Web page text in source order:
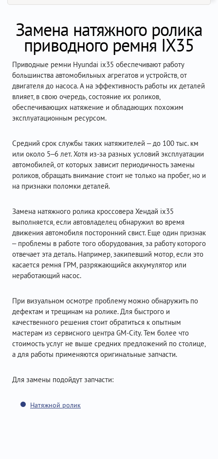
Замена натяжного ролика
приводного ремня IX35
Приводные ремни Hyundai ix35 обеспечивают работу
большинства автомобильных агрегатов и устройств, от
двигателя до насоса. А на эффективность работы их деталей
влияет, в свою очередь, состояние их роликов,
обеспечивающих натяжение и обладающих похожим
эксплуатационным ресурсом.
Средний срок службы таких натяжителей – до 100 тыс. км
или около 5–6 лет. Хотя из-за разных условий эксплуатации
автомобилей, от которых зависит периодичность замены
роликов, обращать внимание стоит не только на пробег, но и
на признаки поломки деталей.
Замена натяжного ролика кроссовера Хендай ix35
выполняется, если автовладелец обнаружил во время
движения автомобиля посторонний свист. Еще один признак
– проблемы в работе того оборудования, за работу которого
отвечает эта деталь. Например, закипевший мотор, если это
касается ремня ГРМ, разряжающийся аккумулятор или
неработающий насос.
При визуальном осмотре проблему можно обнаружить по
дефектам и трещинам на ролике. Для быстрого и
качественного решения стоит обратиться к опытным
мастерам из сервисного центра GM-City. Тем более что
стоимость услуг не выше средних предложений по столице,
а для работы применяются оригинальные запчасти.
Для замены подойдут запчасти:
Натяжной ролик